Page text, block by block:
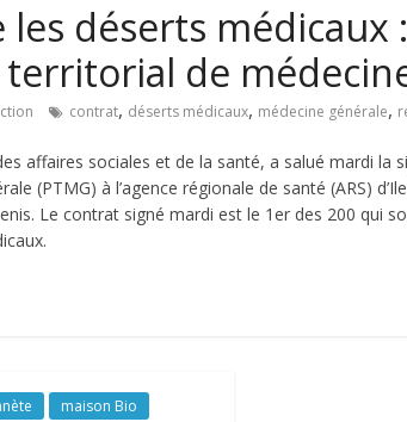
déserts médicaux
de
contrat, déserts médicaux, médecine générale,
affaires sociales et de la santé, a salué mardi la
(PTMG) à l’agence régionale de santé (ARS)
Le contrat signé mardi est le 1er des 200 qui
maison Bio